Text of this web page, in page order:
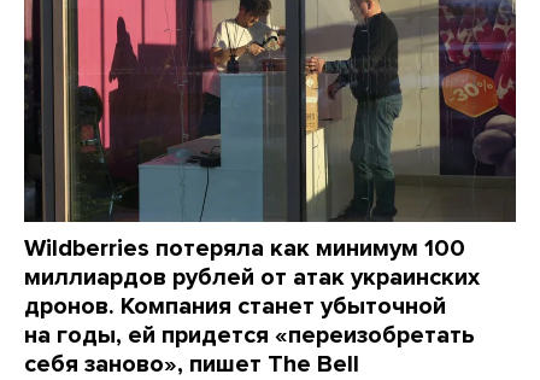
Wildberries потеряла как минимум 100
миллиардов рублей от атак украинских
дронов. Компания станет убыточной
на годы, ей придется «переизобретать
себя заново», пишет The Bell